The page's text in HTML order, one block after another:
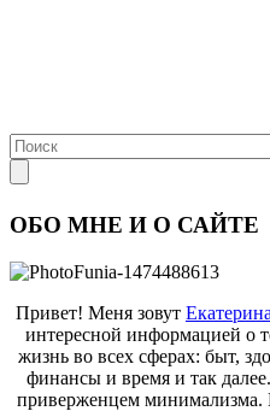
ОБО МНЕ И О САЙТЕ
Привет! Меня зовут Екатерина
интересной информацией о
жизнь во всех сферах: быт,
финансы и время и так
приверженцем минимализма.